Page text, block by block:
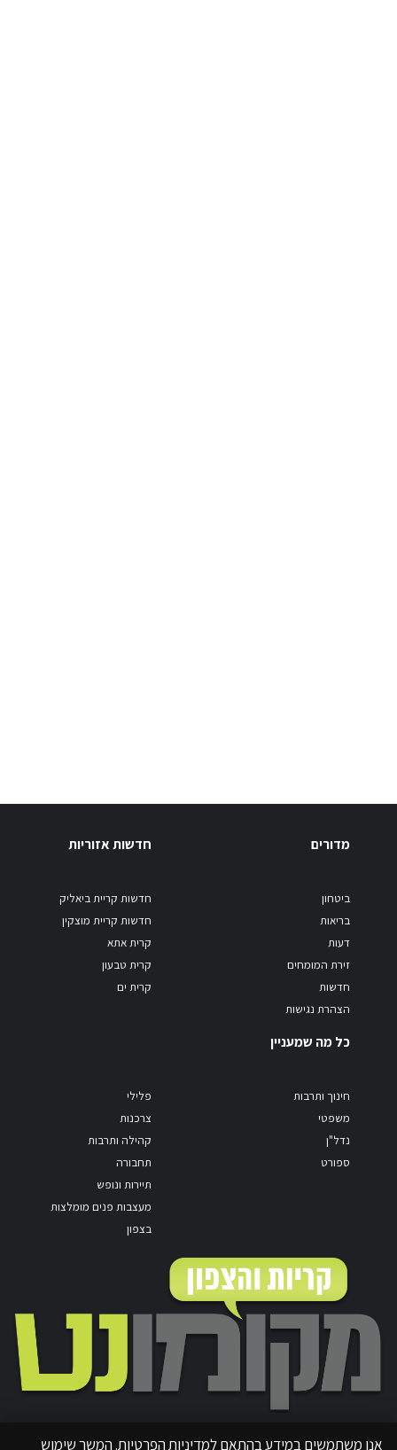
מדורים
ביטחון
בריאות
דעות
זירת המומחים
חדשות
הצהרת נגישות
חדשות אזוריות
חדשות קריית ביאליק
חדשות קריית מוצקין
קרית אתא
קרית טבעון
קרית ים
כל מה שמעניין
חינוך ותרבות
משפטי
נדל"ן
ספורט
פלילי
צרכנות
קהילה ותרבות
תחבורה
תיירות ונופש
מעצבות פנים מומלצות
בצפון
אנו משתמשים במידע בהתאם למדיניות הפרטיות. המשך שימוש